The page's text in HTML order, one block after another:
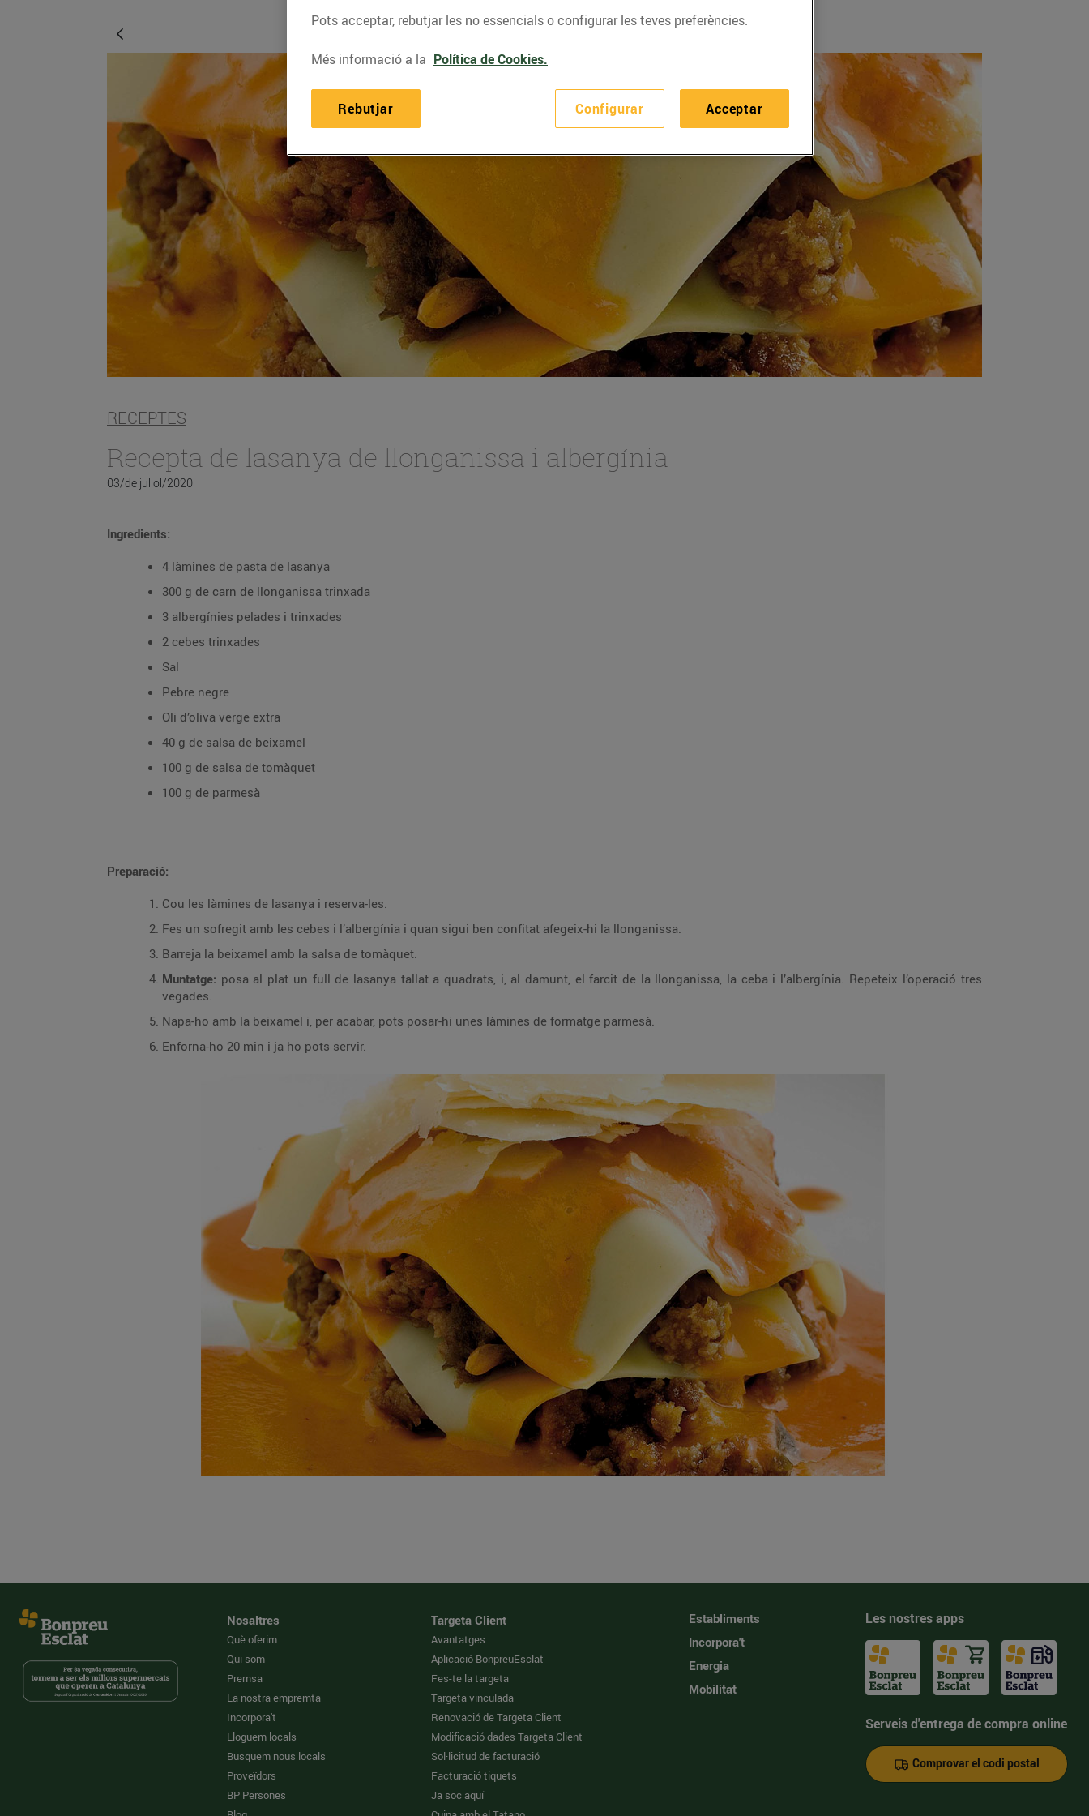
RECEPTES
Recepta de lasanya de llonganissa i albergínia
03/de juliol/2020
Ingredients:
4 làmines de pasta de lasanya
300 g de carn de llonganissa trinxada
3 albergínies pelades i trinxades
2 cebes trinxades
Sal
Pebre negre
Oli d’oliva verge extra
40 g de salsa de beixamel
100 g de salsa de tomàquet
100 g de parmesà
Preparació:
Cou les làmines de lasanya i reserva-les.
Fes un sofregit amb les cebes i l’albergínia i quan sigui ben confitat afegeix-hi la llonganissa.
Barreja la beixamel amb la salsa de tomàquet.
Muntatge: posa al plat un full de lasanya tallat a quadrats, i, al damunt, el farcit de la llonganissa, la ceba i l’albergínia. Repeteix l’operació tres
vegades.
Napa-ho amb la beixamel i, per acabar, pots posar-hi unes làmines de formatge parmesà.
Enforna-ho 20 min i ja ho pots servir.
Nosaltres
Què oferim
Qui som
Premsa
La nostra empremta
Incorpora't
Lloguem locals
Busquem nous locals
Proveïdors
BP Persones
Targeta Client
Avantatges
Aplicació BonpreuEsclat
Fes-te la targeta
Targeta vinculada
Renovació de Targeta Client
Modificació dades Targeta Client
Sol·licitud de facturació
Facturació tiquets
Ja soc aquí
Establiments
Incorpora't
Energia
Mobilitat
Les nostres apps
Serveis d'entrega de compra online
Comprovar el codi postal
Pots acceptar, rebutjar les no essencials o configurar les teves preferències.
Més informació a la Política de Cookies.
Configurar
Rebutjar Acceptar